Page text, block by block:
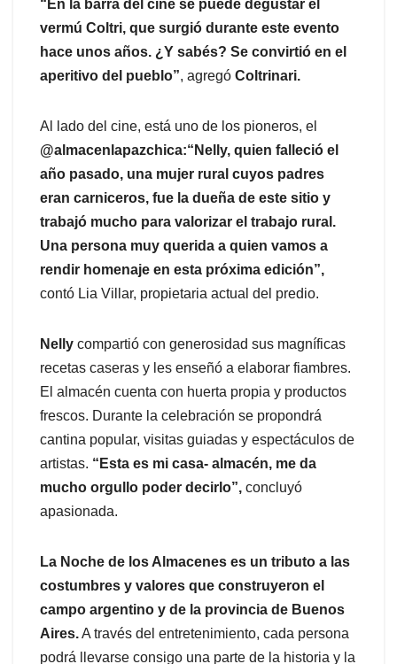
“En la barra del cine se puede degustar el
vermú Coltri, que surgió durante este evento
hace unos años. ¿Y sabés? Se convirtió en el
aperitivo del pueblo”, agregó Coltrinari.
Al lado del cine, está uno de los pioneros, el
@almacenlapazchica:“Nelly, quien falleció el
año pasado, una mujer rural cuyos padres
eran carniceros, fue la dueña de este sitio y
trabajó mucho para valorizar el trabajo rural.
Una persona muy querida a quien vamos a
rendir homenaje en esta próxima edición”,
contó Lia Villar, propietaria actual del predio.
Nelly compartió con generosidad sus magníficas
recetas caseras y les enseñó a elaborar fiambres.
El almacén cuenta con huerta propia y productos
frescos. Durante la celebración se propondrá
cantina popular, visitas guiadas y espectáculos de
artistas. “Esta es mi casa- almacén, me da
mucho orgullo poder decirlo”, concluyó
apasionada.
La Noche de los Almacenes es un tributo a las
costumbres y valores que construyeron el
campo argentino y de la provincia de Buenos
Aires.A través del entretenimiento, cada persona
podrá llevarse consigo una parte de la historia y la